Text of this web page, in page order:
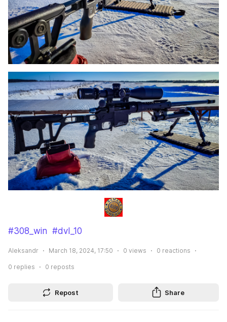
#308_win #dvl_10
Aleksandr March 18, 2024, 17:50 0 views 0 reactions
0 replies 0 reposts
Repost Share